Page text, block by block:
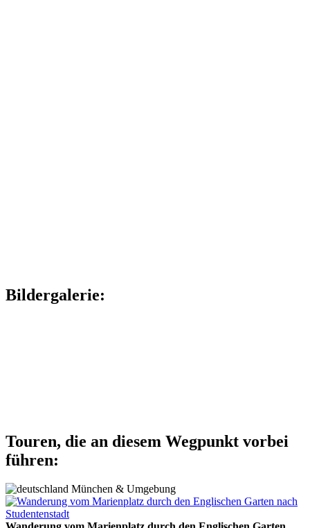
Bildergalerie:
Touren, die an diesem Wegpunkt vorbei
führen:
München & Umgebung